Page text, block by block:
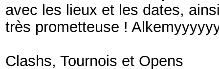
avec les lieux et les dates,
très prometteuse !
Clashs, Tournois et Opens